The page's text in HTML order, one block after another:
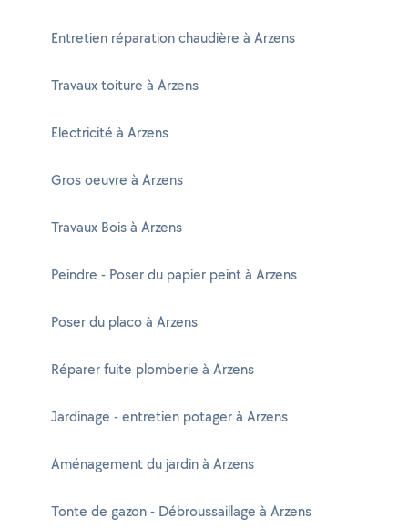
Entretien réparation chaudière à Arzens
Travaux toiture à Arzens
Electricité à Arzens
Gros oeuvre à Arzens
Travaux Bois à Arzens
Peindre - Poser du papier peint à Arzens
Poser du placo à Arzens
Réparer fuite plomberie à Arzens
Jardinage - entretien potager à Arzens
Aménagement du jardin à Arzens
Tonte de gazon - Débroussaillage à Arzens